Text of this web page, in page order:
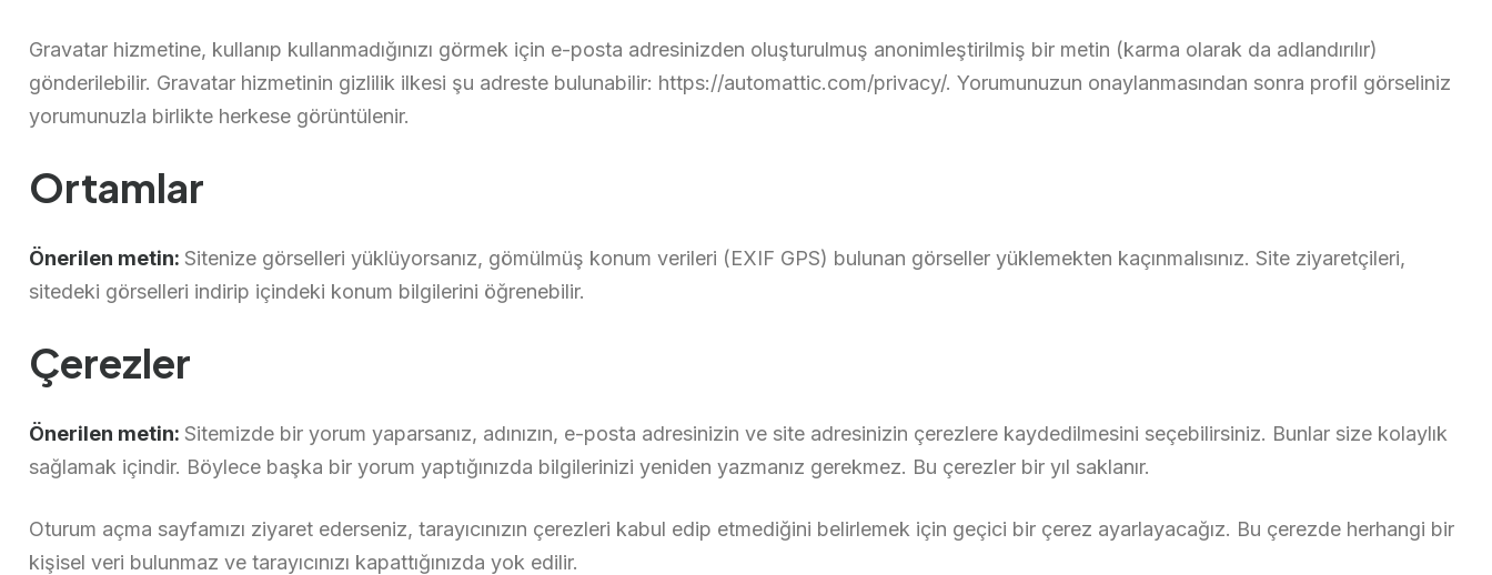
Gravatar hizmetine, kullanıp kullanmadığınızı görmek için e-posta adresinizden oluşturulmuş anonimleştirilmiş bir metin (karma olarak da adlandırılır)
gönderilebilir. Gravatar hizmetinin gizlilik ilkesi şu adreste bulunabilir: https://automattic.com/privacy/. Yorumunuzun onaylanmasından sonra profil görseliniz
yorumunuzla birlikte herkese görüntülenir.
Ortamlar
Önerilen metin: Sitenize görselleri yüklüyorsanız, gömülmüş konum verileri (EXIF GPS) bulunan görseller yüklemekten kaçınmalısınız. Site ziyaretçileri,
sitedeki görselleri indirip içindeki konum bilgilerini öğrenebilir.
Çerezler
Önerilen metin: Sitemizde bir yorum yaparsanız, adınızın, e-posta adresinizin ve site adresinizin çerezlere kaydedilmesini seçebilirsiniz. Bunlar size kolaylık
sağlamak içindir. Böylece başka bir yorum yaptığınızda bilgilerinizi yeniden yazmanız gerekmez. Bu çerezler bir yıl saklanır.
Oturum açma sayfamızı ziyaret ederseniz, tarayıcınızın çerezleri kabul edip etmediğini belirlemek için geçici bir çerez ayarlayacağız. Bu çerezde herhangi bir
kişisel veri bulunmaz ve tarayıcınızı kapattığınızda yok edilir.